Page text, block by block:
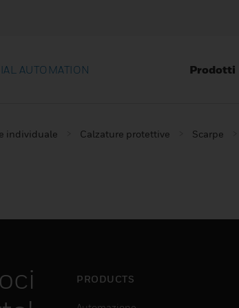
AUTOMATION Prodotti
individuale Calzature protettive Scarpe
PRODUCTS